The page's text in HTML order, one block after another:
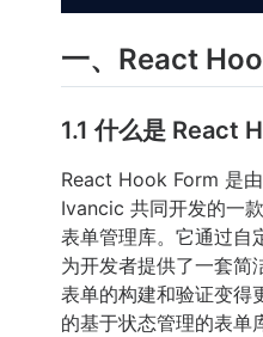
一、React
1.1 什么是 React
React Hook Form 是
Ivancic 共同开发的一
表单管理库。它通过自
为开发者提供了一套简
表单的构建和验证变得
的基于状态管理的表